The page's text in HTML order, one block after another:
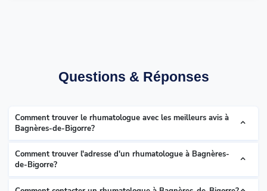
Questions & Réponses
Comment trouver le rhumatologue avec les meilleurs avis à
Bagnères-de-Bigorre?
Comment trouver l'adresse d'un rhumatologue à Bagnères-
de-Bigorre?